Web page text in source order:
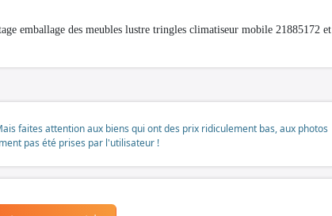
emballage des meubles lustre tringles climatiseur mobile 21885172 et
faites attention aux biens qui ont des prix ridiculement bas, aux photos
pas été prises par l'utilisateur !